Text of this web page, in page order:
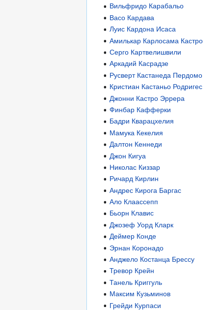
Вильфридо Карабальо
Васо Кардава
Луис Кардона Исаса
Амилькар Карлосама Кастро
Серго Картвелишвили
Аркадий Касрадзе
Русверт Кастанеда Пердомо
Кристиан Кастаньо Родригес
Джонни Кастро Эррера
Финбар Кафферки
Бадри Кварацхелия
Мамука Кекелия
Далтон Кеннеди
Джон Кигуа
Николас Киззар
Ричард Кирлин
Андрес Кирога Баргас
Ало Клаассепп
Бьорн Клавис
Джозеф Уорд Кларк
Деймер Конде
Эрнан Коронадо
Анджело Костанца Брессу
Тревор Крейн
Танель Криггуль
Максим Кузьминов
Грейди Курпаси